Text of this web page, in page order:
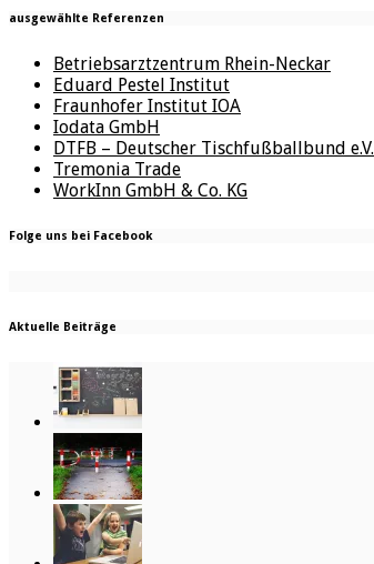
ausgewählte Referenzen
Betriebsarztzentrum Rhein-Neckar
Eduard Pestel Institut
Fraunhofer Institut IOA
Iodata GmbH
DTFB – Deutscher Tischfußballbund e.V.
Tremonia Trade
WorkInn GmbH & Co. KG
Folge uns bei Facebook
Aktuelle Beiträge